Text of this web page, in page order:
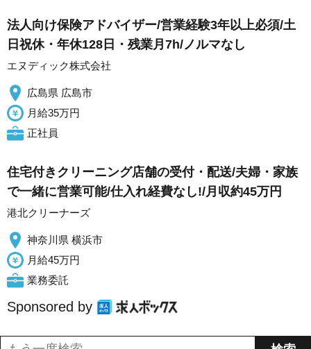
法人向け保険アドバイザー/営業経験3年以上必須/土
日祝休・年休128日・残業月7h/ノルマなし
エヌディック株式会社
広島県 広島市
月給35万円
正社員
住宅付きクリーニング店舗の受付・配送/夫婦・家族
で一緒に営業可能/仕入れ経費なし!/月収約45万円
港北クリーナーズ
神奈川県 横浜市
月給45万円
業務委託
Sponsored by